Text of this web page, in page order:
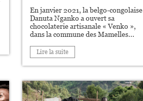
En janvier 2021, la belgo-congolaise
Danuta Nganko a ouvert sa
chocolaterie artisanale « Venko »,
dans la commune des Mamelles...
Lire la suite